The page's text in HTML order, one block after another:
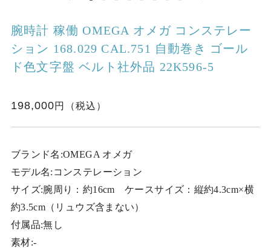
腕時計 稼働 OMEGA オメガ コンステレー
ション 168.029 CAL.751 自動巻き ゴール
ド色文字盤 ベルト社外品 22K596-5
198,000
ブランド名:OMEGA オメガ
モデル名:コンステレーション
サイズ:腕周り：約16cm ケースサイズ：縦約4.3cm×横
約3.5cm（リュウズ含まない）
付属品:無し
素材:-